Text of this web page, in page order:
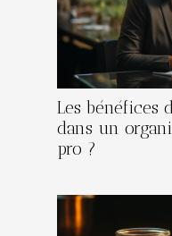
Les bénéfices
dans un
pro ?